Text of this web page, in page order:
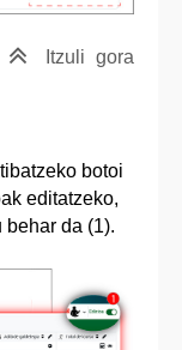
Itzuli gora
botoi
editatzeko,
da (1).